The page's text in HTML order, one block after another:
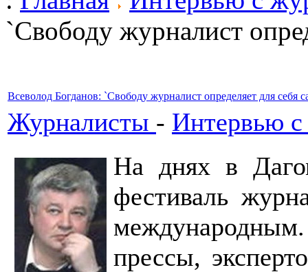
`Свободу журналист
Всеволод Богданов: `Свободу журналист определяет для себя
Журналисты - Интервью
На днях в
фестиваль
прессы,